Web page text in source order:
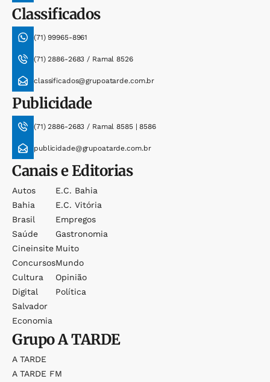
Classificados
(71) 99965-8961
(71) 2886-2683 / Ramal 8526
classificados@grupoatarde.com.br
Publicidade
(71) 2886-2683 / Ramal 8585 | 8586
publicidade@grupoatarde.com.br
Canais e Editorias
Autos
Bahia
Brasil
Saúde
Cineinsite
Concursos
Cultura
Digital
Salvador
Economia
E.c. Bahia
E.c. Vitória
Empregos
Gastronomia
Muito
Mundo
Opinião
Política
GrupoA TARDE
A TARDE
A TARDE FM